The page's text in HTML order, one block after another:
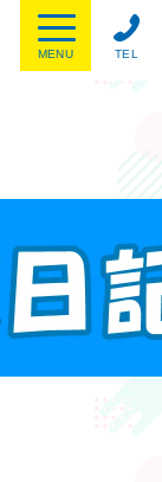
TEL
MENU